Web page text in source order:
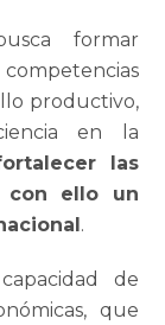
formar
productivo,
en la
las
con ello un
.
de
que